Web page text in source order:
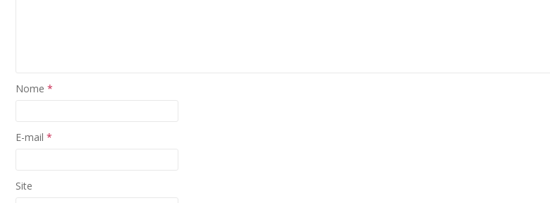
Nome *
E-mail *
Site